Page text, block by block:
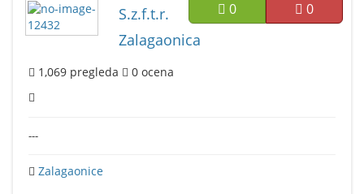
0 0
S.z.f.t.r.
Zalagaonica
1,069 pregleda 0 ocena
---
Zalagaonice